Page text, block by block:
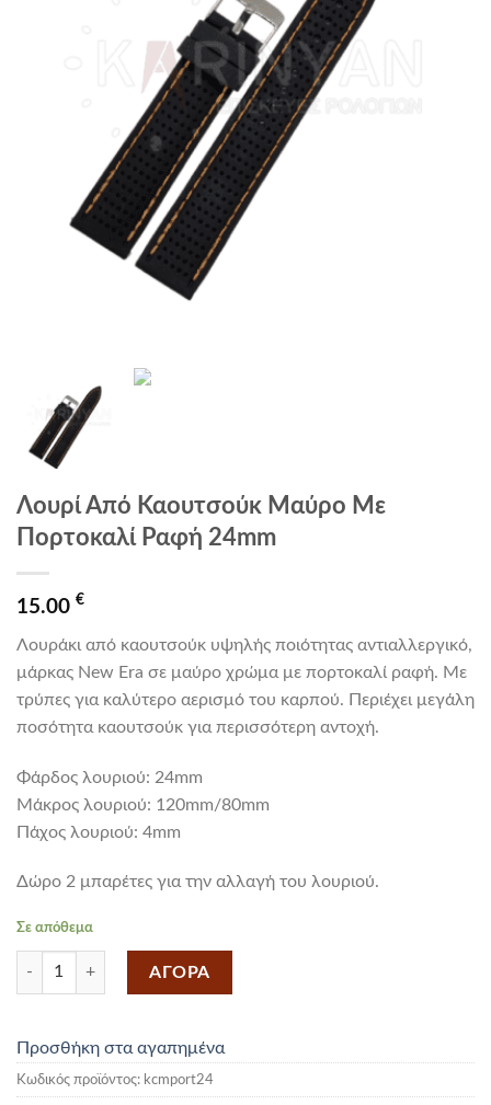
Λουρί Από Καουτσούκ Μαύρο Με
Πορτοκαλί Ραφή 24mm
15.00 €
Λουράκι από καουτσούκ υψηλής ποιότητας αντιαλλεργικό,
μάρκας New Era σε μαύρο χρώμα με πορτοκαλί ραφή. Με
τρύπες για καλύτερο αερισμό του καρπού. Περιέχει μεγάλη
ποσότητα καουτσούκ για περισσότερη αντοχή.
Φάρδος λουριού: 24mm
Mάκρος λουριού: 120mm/80mm
Πάχος λουριού: 4mm
Δώρο 2 μπαρέτες για την αλλαγή του λουριού.
Σε απόθεμα
Λουρί Από Καουτσούκ Μαύρο Με Πορτοκαλί Ραφή 24mm ποσότητα
ΑΓΟΡΑ
Προσθήκη στα αγαπημένα
Κωδικός προϊόντος: kcmport24